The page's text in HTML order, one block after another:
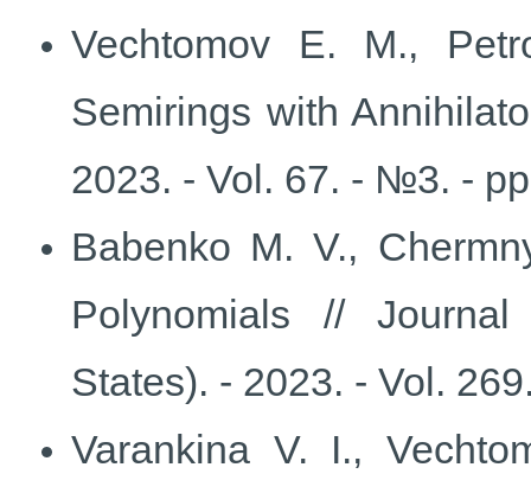
Vechtomov E. M.,
Semirings with
2023. - Vol. 67. - №3. -
Babenko M. V.,
Polynomials //
States). - 2023. - Vol.
Varankina V. I.,